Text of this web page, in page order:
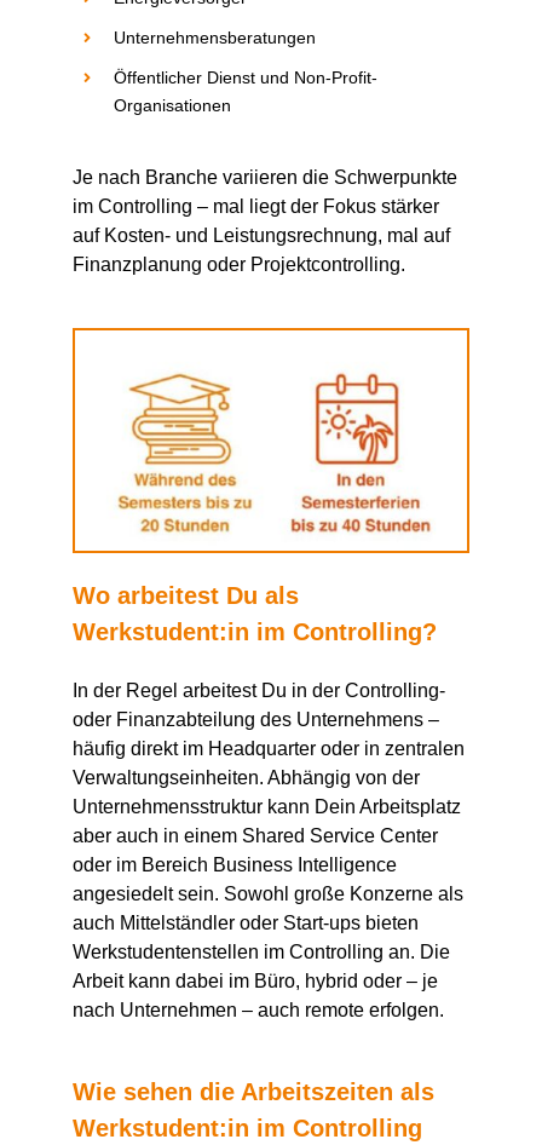
Unternehmensberatungen
Öffentlicher Dienst und Non-Profit-
Organisationen
Je nach Branche variieren die Schwerpunkte
im Controlling – mal liegt der Fokus stärker
auf Kosten- und Leistungsrechnung, mal auf
Finanzplanung oder Projektcontrolling.
Wo arbeitest Du als
Werkstudent:in im Controlling?
In der Regel arbeitest Du in der Controlling-
oder Finanzabteilung des Unternehmens –
häufig direkt im Headquarter oder in zentralen
Verwaltungseinheiten. Abhängig von der
Unternehmensstruktur kann Dein Arbeitsplatz
aber auch in einem Shared Service Center
oder im Bereich Business Intelligence
angesiedelt sein. Sowohl große Konzerne als
auch Mittelständler oder Start-ups bieten
Werkstudentenstellen im Controlling an. Die
Arbeit kann dabei im Büro, hybrid oder – je
nach Unternehmen – auch remote erfolgen.
Wie sehen die Arbeitszeiten als
Werkstudent:in im Controlling